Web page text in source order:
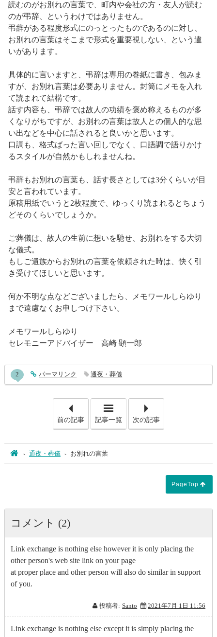
読むのがお別れの言葉で、町内や会社の方・友人が読む
のが弔辞、というわけではありません。
弔辞がある程度形式にのっとったものであるのに対し、
お別れの言葉はそこまで形式を重要視しない、という違
いがあります。
具体的に言いますと、弔辞は専用の巻紙に書き、包みま
すが、お別れ言葉は必要ありません。封筒にメモを入れ
て読まれて結構です。
話す内容も、弔辞では故人の功績を褒め称えるものが多
くなりがちですが、お別れの言葉は故人との個人的な思
い出などを中心に話されると良いかと思います。
口調も、格式ばった言い回しでなく、口語調で語りかけ
るスタイルが自然かもしれませんね。
弔辞もお別れの言葉も、話す長さとしては3分くらいが目
安と言われています。
原稿用紙でいうと2枚程度で、ゆっくり読まれるとちょう
どそのくらいでしょうか。
ご葬儀は、故人の生前に想いを馳せ、お別れをする大切
な儀式。
もしご遺族からお別れの言葉を依頼された時は、快く引
き受けてほしいと思います。
何か不明な点などございましたら、メモワールしらゆり
まで遠慮なくお申しつけ下さい。
メモワールしらゆり
セレモニーアドバイザー 高崎 顕一郎
entry852コメント
2 entry852
パーマリンク 通夜・葬儀
前の記事 記事一覧 次の記事
ホーム
通夜・葬儀 お別れの言葉
PageTop
コメント (2)
Link exchange is nothing else however it is only placing the
other person's web site link on your page
at proper place and other person will also do similar in support
of you.
投稿者: Santo 2021年7月 1日 11:56
Link exchange is nothing else except it is simply placing the